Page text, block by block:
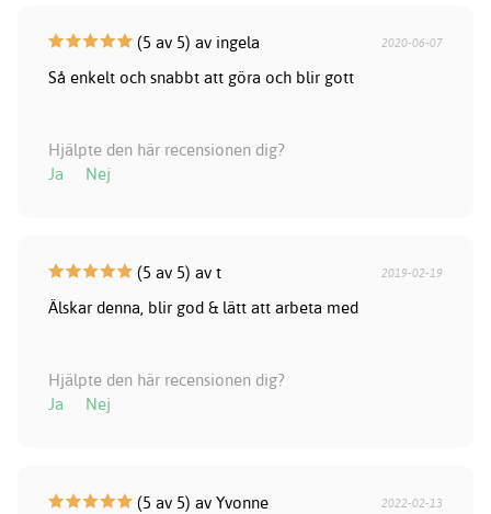
(5 av 5) av ingela 2020-06-07
Så enkelt och snabbt att göra och blir gott
Hjälpte den här recensionen dig?
Ja
Nej
(5 av 5) av t 2019-02-19
Älskar denna, blir god & lätt att arbeta med
Hjälpte den här recensionen dig?
Ja
Nej
(5 av 5) av Yvonne 2022-02-13